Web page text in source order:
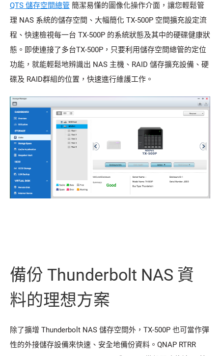
QTS 儲存空間總管 簡潔易懂的圖像化操作介面，讓您輕鬆管
理 NAS 系統的儲存空間、大幅簡化 TX-500P 空間擴充設定流
程、快速檢視每一台 TX-500P 的系統狀態及其中的硬碟健康狀
態。即使連接了多台TX-500P，只要利用儲存空間總管的定位
功能，就能輕鬆地辨識出 NAS 主機、RAID 儲存擴充設備、硬
碟及 RAID群組的位置，快速進行維護工作。
備份 Thunderbolt NAS 資
料的理想方案
除了擴增 Thunderbolt NAS 儲存空間外，TX-500P 也可當作彈
性的外接儲存設備來快速、安全地備份資料。QNAP RTRR